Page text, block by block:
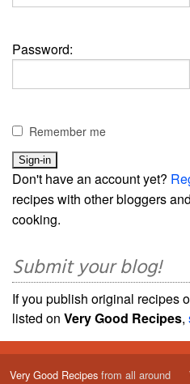
Password:
Remember me
Don't have an account yet?
recipes with other bloggers
cooking.
Submit your blog!
If you publish original recipes
listed on Very Good Recipes,
Very Good Recipes from all around